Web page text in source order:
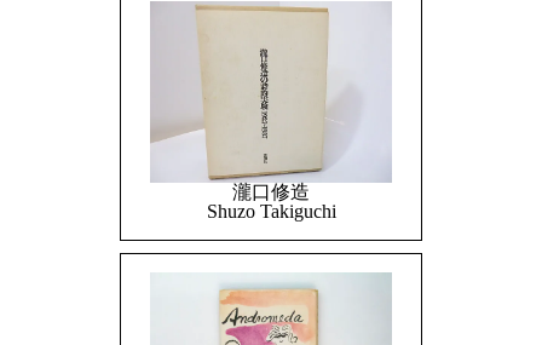
瀧口修造
Shuzo Takiguchi